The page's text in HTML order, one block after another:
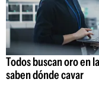
Todos buscan oro en
saben dónde cavar